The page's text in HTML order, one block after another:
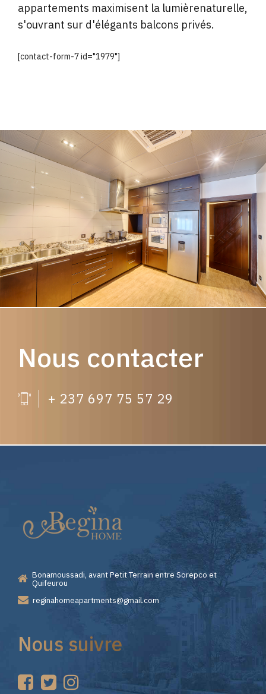
appartements maximisent la lumièrenaturelle,
s'ouvrant sur d'élégants balcons privés.
[contact-form-7 id="1979"]
Nous contacter
+ 237 697 75 57 29
Casino
—
Premiers
Pas
sur
Choisir
Lizaro
Casino
pour
vos
Bonamoussadi, avant Petit Terrain entre Sorepco et
Quifeurou
reginahomeapartments@gmail.com
Nous suivre